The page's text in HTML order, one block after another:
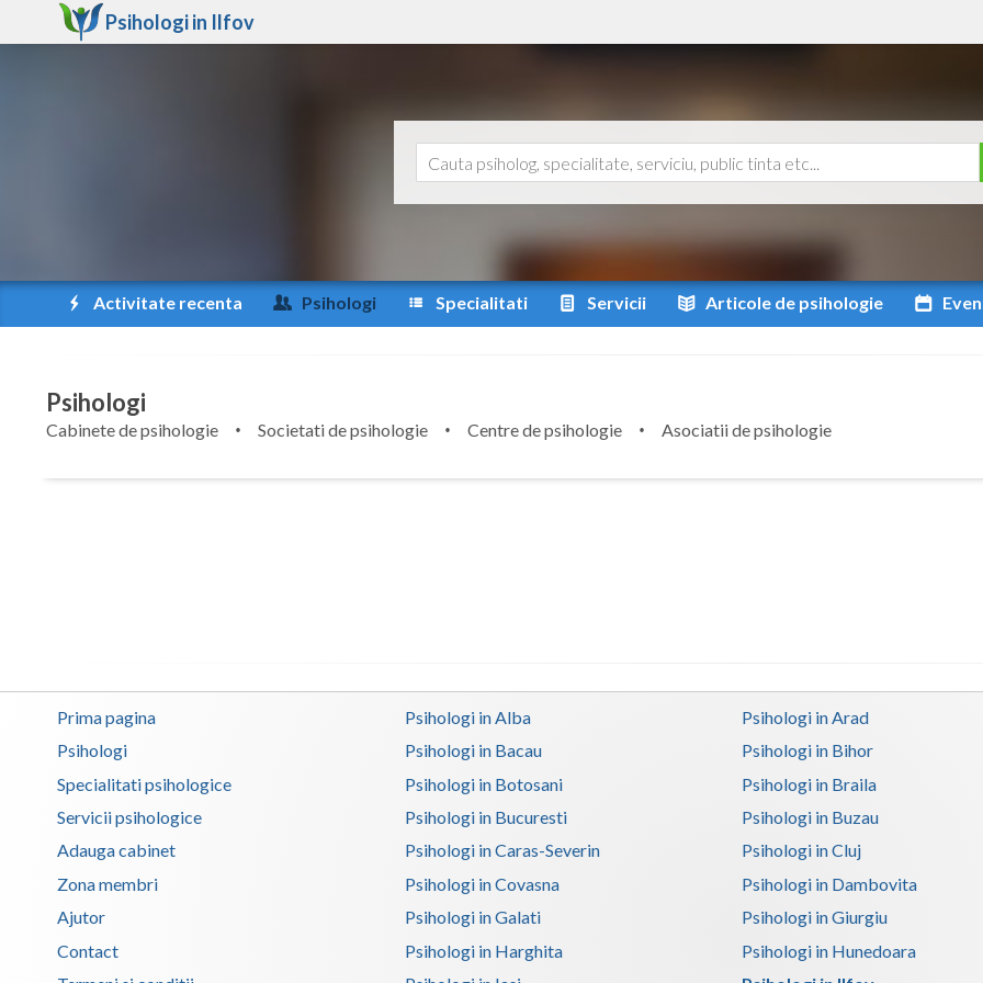
Psihologi in Ilfov
Activitate recenta Psihologi Specialitati Servicii Articole de psihologie
Psihologi
Cabinete de psihologie Societati de psihologie Centre de psihologie
Asociatii de psihologie
Prima pagina
Psihologi
Specialitati psihologice
Servicii psihologice
Adauga cabinet
Zona membri
Ajutor
Contact
Psihologi in Alba Psihologi in Arad
Psihologi in Bacau
Psihologi in Bihor
Psihologi in Botosani
Psihologi in Braila
Psihologi in Bucuresti
Psihologi in Buzau
Psihologi in Caras-Severin
Psihologi in Cluj
Psihologi in Covasna
Psihologi in Dambovita
Psihologi in Galati
Psihologi in Giurgiu
Psihologi in Harghita
Psihologi in Hunedoara